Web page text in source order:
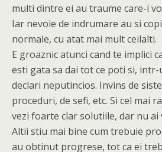
multi dintre ei au traume care-i
Iar nevoie de indrumare au si
normale, cu atat mai mult ceilalti.
E groaznic atunci cand te implici
esti gata sa dai tot ce poti si,
declari neputincios. Invins de
proceduri, de sefi, etc. Si cel mai
vezi foarte clar solutiile, dar nu ai
Altii stiu mai bine cum trebuie
au obtinut progrese, tot ca ei